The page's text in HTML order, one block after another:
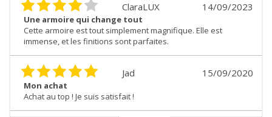
14/09/2023
ClaraLUX
Une armoire qui change tout
Cette armoire est tout simplement magnifique. Elle est
immense, et les finitions sont parfaites.
15/09/2020
Jad
Mon achat
Achat au top ! Je suis satisfait !